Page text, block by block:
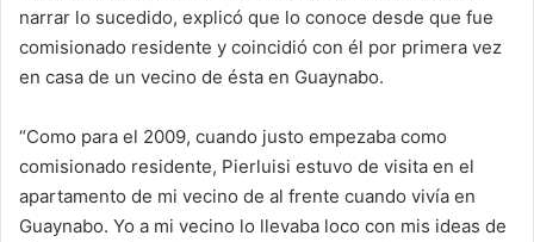
narrar lo sucedido, explicó que lo conoce desde que fue
comisionado residente y coincidió con él por primera vez
en casa de un vecino de ésta en Guaynabo.
“Como para el 2009, cuando justo empezaba como
comisionado residente, Pierluisi estuvo de visita en el
apartamento de mi vecino de al frente cuando vivía en
Guaynabo. Yo a mi vecino lo llevaba loco con mis ideas de